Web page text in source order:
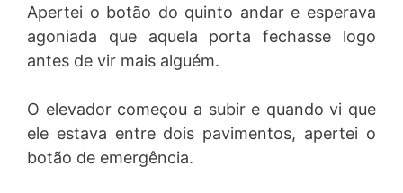
Apertei o botão do quinto andar e esperava
agoniada que aquela porta fechasse logo
antes de vir mais alguém.
O elevador começou a subir e quando vi que
ele estava entre dois pavimentos, apertei o
botão de emergência.